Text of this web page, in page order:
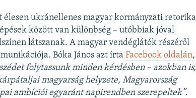
ukránellenes magyar kormányzati retorika
között van különbség – utóbbiak jóval
látszanak. A magyar vendéglátók részéről
Bóka János azt írtaFacebook oldalán,
folytassunk minden kérdésben – azokban is,
magyarság helyzete, Magyarország
ambíciói egyaránt napirendben szerepeltek”.